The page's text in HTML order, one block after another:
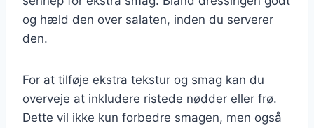
og hæld den over salaten, inden du serverer
den.
For at tilføje ekstra tekstur og smag kan du
overveje at inkludere ristede nødder eller frø.
Dette vil ikke kun forbedre smagen, men også